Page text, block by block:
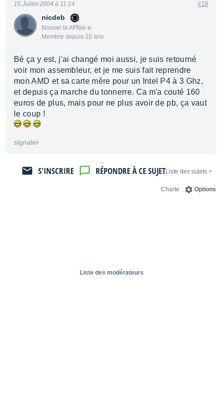
nicdeb
Nouvel·le AFfilié·e
Membre depuis 22 ans
15 Juillet 2004 à 11:14 #18
Bé ça y est, j'ai changé moi aussi, je suis retourné
voir mon assembleur, et je me suis fait reprendre
mon AMD et sa carte mère pour un Intel P4 à 3 Ghz,
et depuis ça marche du tonnerre. Ca m'a couté 160
euros de plus, mais pour ne plus avoir de pb, ça vaut
le coup !
signaler
< Liste des sujets
RÉPONDRE À CE SUJET
S'INSCRIRE
Options
Charte
Liste des modérateurs